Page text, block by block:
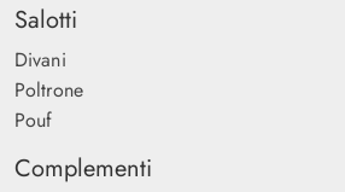
Salotti
Divani
Poltrone
Pouf
Complementi